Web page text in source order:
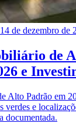
14 de dezembro de
de
e
Alto Padrão em
verdes e
documentada.